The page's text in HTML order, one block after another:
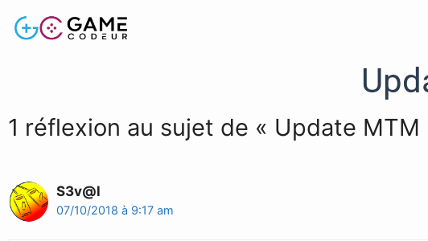
1 réflexion au sujet de « Update MTM
S3v@l
07/10/2018 à 9:17 am